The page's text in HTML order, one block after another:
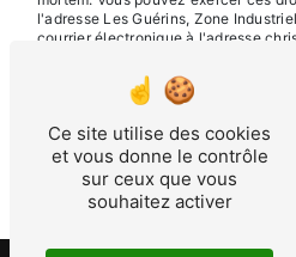
l'adresse Les Guérins, Zone
courrier électronique à l'adresse
justificatif d'identité pourra vous
vos données pendant la période de
la durée de prescription légale aux
des contentieux. Vous avez le droit
d'opposition au démarchage
adresse: Bloctel.gouv.fr. Consultez
d’informations sur vos droits.
Ce site utilise des cookies
et vous donne le contrôle
sur ceux que vous
souhaitez activer